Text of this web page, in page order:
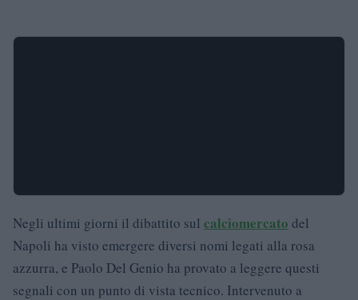
Negli ultimi giorni il dibattito sul calciomercato del
Napoli ha visto emergere diversi nomi legati alla rosa
azzurra, e Paolo Del Genio ha provato a leggere questi
segnali con un punto di vista tecnico. Intervenuto a